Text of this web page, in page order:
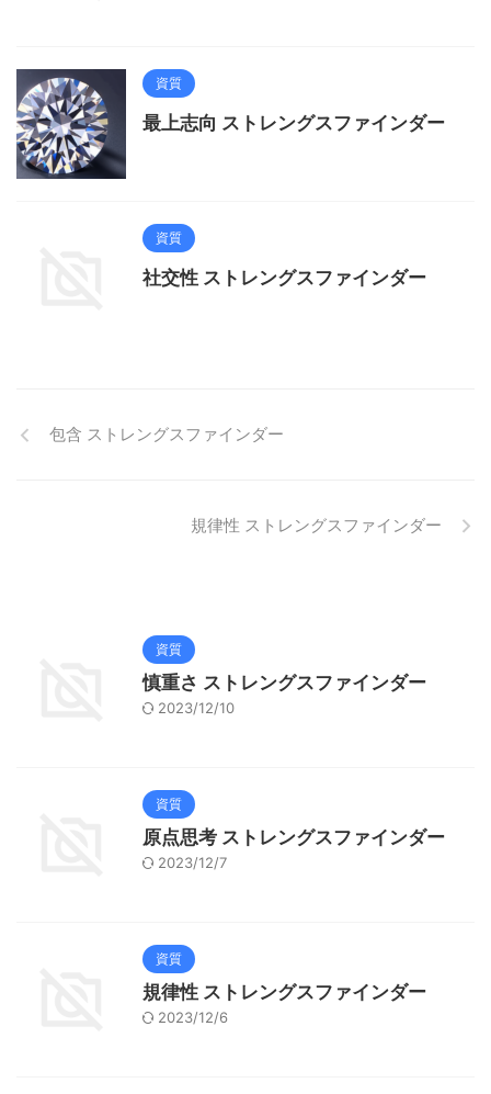
資質
最上志向 ストレングスファインダー
資質
社交性 ストレングスファインダー
包含 ストレングスファインダー
規律性 ストレングスファインダー
資質
慎重さ ストレングスファインダー
2023/12/10
資質
原点思考 ストレングスファインダー
2023/12/7
資質
規律性 ストレングスファインダー
2023/12/6